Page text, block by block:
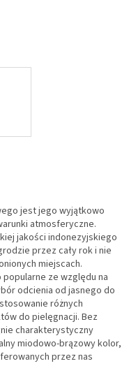
jest jego wyjątkowo
atmosferyczne.
jakości indonezyjskiego
przez cały rok i nie
miejscach.
ze względu na
odcienia od jasnego do
różnych
do pielęgnacji. Bez
charakterystyczny
miodowo-brązowy kolor,
przez nas